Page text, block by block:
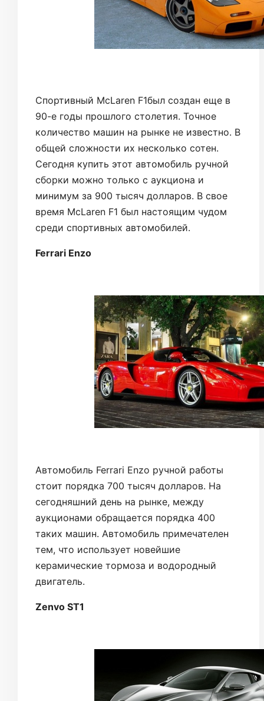
Спортивный McLaren F1был создан еще в
90-е годы прошлого столетия. Точное
количество машин на рынке не известно. В
общей сложности их несколько сотен.
Сегодня купить этот автомобиль ручной
сборки можно только с аукциона и
минимум за 900 тысяч долларов. В свое
время McLaren F1 был настоящим чудом
среди спортивных автомобилей.
Ferrari Enzo
Автомобиль Ferrari Enzo ручной работы
стоит порядка 700 тысяч долларов. На
сегодняшний день на рынке, между
аукционами обращается порядка 400
таких машин. Автомобиль примечателен
тем, что использует новейшие
керамические тормоза и водородный
двигатель.
Zenvo ST1